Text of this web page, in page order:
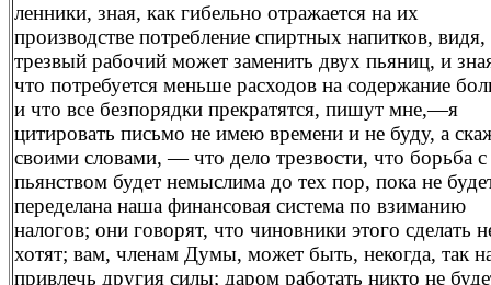
ленники, зная, как гибельно отражается на их
производстве потребление спиртных напитков, видя,
трезвый рабочий может заменить двух пьяниц, и
что потребуется меньше расходов на содержание
и что все безпорядки прекратятся, пишут мне,—я
цитировать письмо не имею времени и не буду, а
своими словами, — что дело трезвости, что борьба с
пьянством будет немыслима до тех пор, пока не
переделана наша финансовая система по взиманию
налогов; они говорят, что чиновники этого сделать
хотят; вам, членам Думы, может быть, некогда, так
привлечь другия силы; даром работать никто не